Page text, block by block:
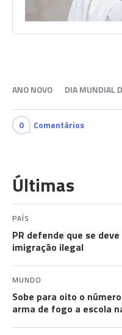
ANO NOVO DIA MUNDIAL
0 Comentários
Últimas
PAÍS
PR defende que se
imigração ilegal
MUNDO
Sobe para oito o
arma de fogo a escola